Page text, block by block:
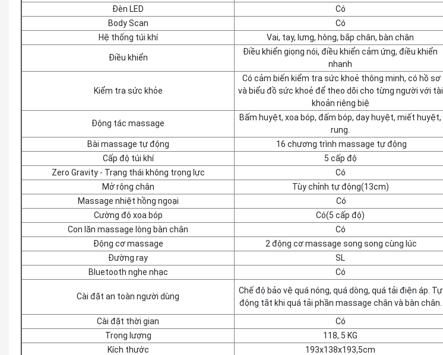
Đèn LED
Có
Body Scan
Có
Hệ thống túi khí
Vai, tay, lưng, hông, bắp chân, bàn chân
Điều khiển
Điều khiển giọng nói, điều khiển cảm ứng, điều khiển
nhanh
Kiểm tra sức khỏe
Có cảm biến kiểm tra sức khoẻ thông minh, có hồ sơ
và biểu đồ sức khoẻ để theo dõi cho từng người với tài
khoản riêng biệ
Động tác massage
Bấm huyệt, xoa bóp, đấm bóp, day huyệt, miết huyệt,
rung.
Bài massage tự động
16 chương trình massage tự động
Cấp độ túi khí
5 cấp độ
Zero Gravity - Trạng thái không trọng lực
Có
Mở rộng chân
Tùy chỉnh tự động(13cm)
Massage nhiệt hồng ngoại
Có
Cường độ xoa bóp
Có(5 cấp độ)
Con lăn massage lòng bàn chân
Có
Động cơ massage
2 động cơ massage song song cùng lúc
Đường ray
SL
Bluetooth nghe nhạc
Có
Cài đặt an toàn người dùng
Chế độ bảo vệ quá nóng, quá dòng, quá tải điện áp. Tự
động tắt khi quá tải phần massage chân và bàn chân.
Cài đặt thời gian
Có
Trọng lượng
118, 5 KG
Kích thước
193x138x193,5cm